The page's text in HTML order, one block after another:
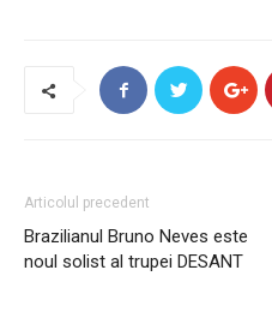
Articolul precedent
Brazilianul Bruno Neves este
noul solist al trupei DESANT